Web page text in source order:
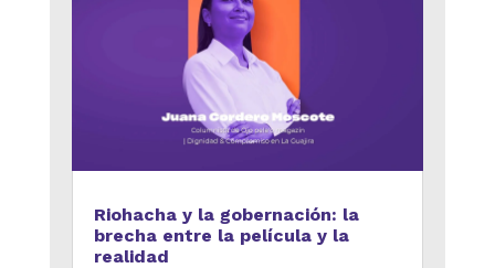
Riohacha y la gobernación: la
brecha entre la película y la
realidad